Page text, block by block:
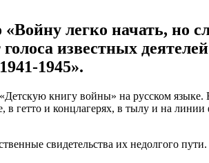
легко начать, но
известных
1945».
книгу войны» на русском
гетто и концлагерях, в тылу и на
свидетельства их недолгого